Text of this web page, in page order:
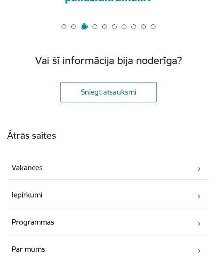
Vai šī informācija bija noderīga?
Sniegt atsauksmi
Ātrās saites
Vakances
Iepirkumi
Programmas
Par mums